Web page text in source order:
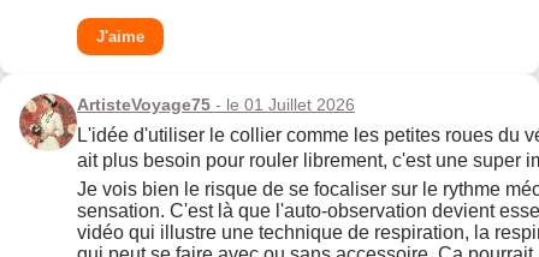
J'aime
ArtisteVoyage75 - le 01 Juillet 2026
L'idée d'utiliser le collier comme les petites roues du
ait plus besoin pour rouler librement, c'est une super
Je vois bien le risque de se focaliser sur le rythme
sensation. C'est là que l'auto-observation devient
vidéo qui illustre une technique de respiration, la